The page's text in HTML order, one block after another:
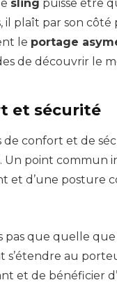
sling puisse être
il plaît par son
le portage
de découvrir le
et sécurité
de confort et de
Un point commun
et d’une posture
pas que quelle
s’étendre au
et de bénéficier